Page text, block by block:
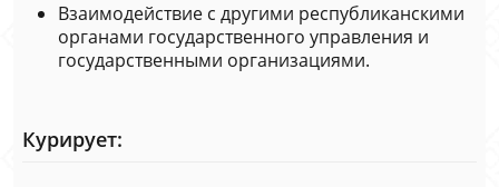
Взаимодействие с другими республиканскими
органами государственного управления и
государственными организациями.
Курирует: